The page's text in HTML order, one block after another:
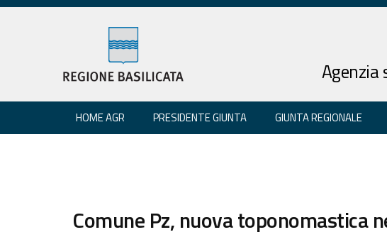
Agenzia
HOME AGR PRESIDENTE GIUNTA GIUNTA REGIONALE
Comune Pz, nuova toponomastica